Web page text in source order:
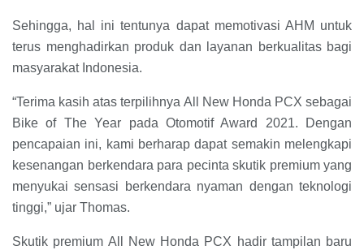
Sehingga, hal ini tentunya dapat memotivasi AHM untuk
terus menghadirkan produk dan layanan berkualitas bagi
masyarakat Indonesia.
“Terima kasih atas terpilihnya All New Honda PCX sebagai
Bike of The Year pada Otomotif Award 2021. Dengan
pencapaian ini, kami berharap dapat semakin melengkapi
kesenangan berkendara para pecinta skutik premium yang
menyukai sensasi berkendara nyaman dengan teknologi
tinggi,” ujar Thomas.
Skutik premium All New Honda PCX hadir tampilan baru